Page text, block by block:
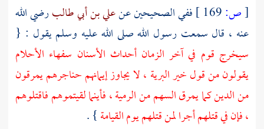
[ص: ففي الصحيحين عنعلي بن أبي طالبرضي الله
عنه ، قال سمعت رسول الله صلى الله عليه وسلم يقول : {
سيخرج قوم في آخر الزمان أحداث الأسنان سفهاء الأحلام
يقولون من قول خير البرية ، لا يجاوز إيمانهم حناجرهم يمرقون
من الدين كما يمرق السهم من الرمية ، فأينما لقيتموهم فاقتلوهم
، فإن في قتلهم أجرا لمن قتلهم يوم القيامة} .